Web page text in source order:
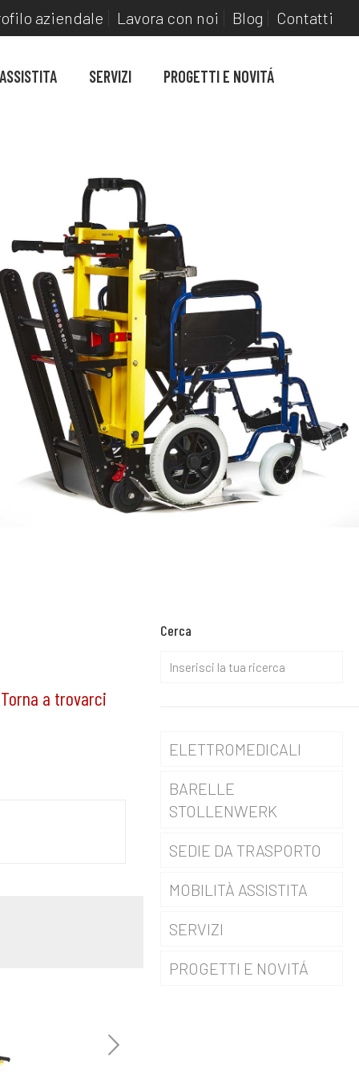
aziendale Lavora con noi Blog Contatti
SERVIZI PROGETTI E NOVITÁ
a trovarci
Cerca
ELETTROMEDICALI
DEFIBRILAZIONE
CARDIACO
MONITORAGGIO
VENTILATORE
BARELLE
STOLLENWERK
SEDIE DA TRASPORTO
SEDIE PORTANTINE
SEDIE DA
STOLLENWERK
MOBILITÀ ASSISTITA
SERVIZI
ASSISTENZA
PROGETTI E NOVITÁ